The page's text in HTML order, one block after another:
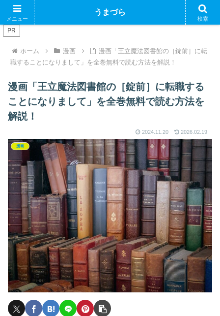
ブログで収益化できるかやってみるブログ
PR
ホーム 漫画
漫画「王立魔法図書館の［錠前］に転
職することになりまして」を全巻無料で読む方法を解説！
漫画「王立魔法図書館の［錠前］に転職する
ことになりまして」を全巻無料で読む方法を
解説！
2024.11.20 2026.02.19
漫画
メニュー
うまづら
検索